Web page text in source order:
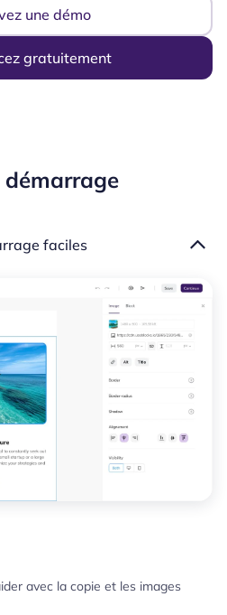
gratuitement
une démo
démarrage
faciles
avec la copie et les images